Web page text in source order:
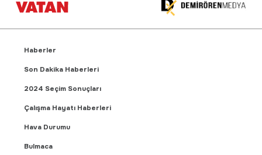
Haberler
Son Dakika Haberleri
2024 Seçim Sonuçları
Çalışma Hayatı Haberleri
Hava Durumu
Bulmaca